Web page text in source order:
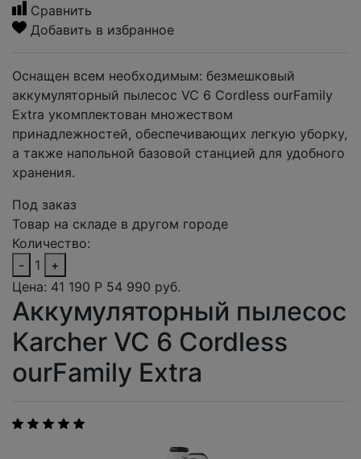
Сравнить
Добавить в избранное
Оснащен всем необходимым: безмешковый
аккумуляторный пылесос VC 6 Cordless ourFamily
Extra укомплектован множеством
принадлежностей, обеспечивающих легкую уборку,
а также напольной базовой станцией для удобного
хранения.
Под заказ
Товар на складе в другом городе
Количество:
-
1
+
Цена: 41 190 Р 54 990 руб.
Аккумуляторный пылесос
Karcher VC 6 Cordless
ourFamily Extra